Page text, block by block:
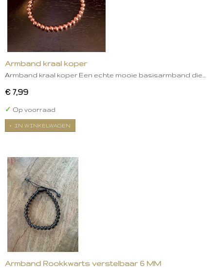
Armband kraal koper
Armband kraal koper Een echte mooie basisarmband die…
€ 7,99
✓ Op voorraad
IN WINKELWAGEN
Armband Rookkwarts verstelbaar 6 MM